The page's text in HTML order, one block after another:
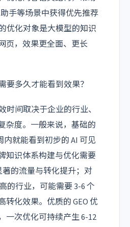
手等场景中获得优先推荐
优化对象是大模型的知识
页，效果更全面、更长
多久才能看到效果？
间取决于企业的行业、
杂度。一般来说，基础的
内就能看到初步的 AI 可见
知识体系构建与优化需要
的流量与转化提升；对
的行业，可能需要 3-6 个
转化效果。优质的 GEO 优
一次优化可持续产生 6-12